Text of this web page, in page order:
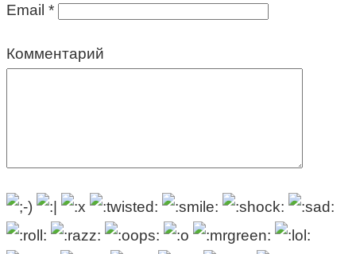
Email *
Комментарий